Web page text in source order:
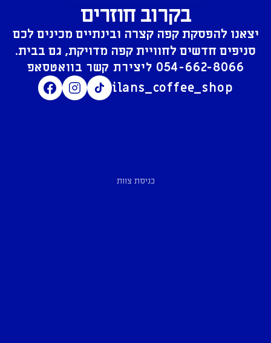
בקרוב חוזרים
יצאנו להפסקת קפה קצרה ובינתיים מכינים לכם
סניפים חדשים לחוויית קפה מדויקת, גם בבית.
054-662-8066
ilans_coffee_shop
כניסת צוות